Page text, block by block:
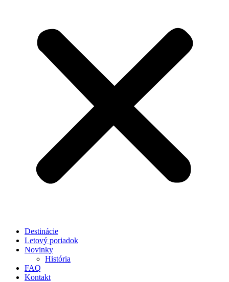
Destinácie
Letový poriadok
Novinky
História
FAQ
Kontakt